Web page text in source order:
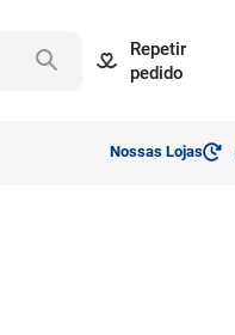
Repetir
pedido
Nossas Lojas